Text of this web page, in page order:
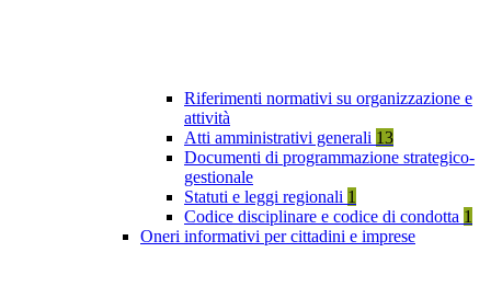
Riferimenti normativi su organizzazione e
attività
Atti amministrativi generali 13
Documenti di programmazione strategico-
gestionale
Statuti e leggi regionali 1
Codice disciplinare e codice di condotta 1
Oneri informativi per cittadini e imprese